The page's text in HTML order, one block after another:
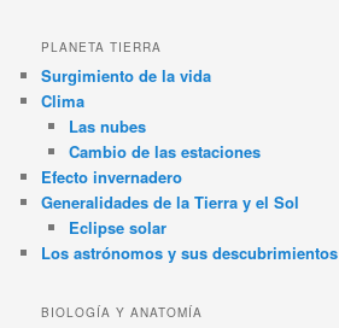
PLANETA TIERRA
Surgimiento de la vida
Clima
Las nubes
Cambio de las estaciones
Efecto invernadero
Generalidades de la Tierra y el Sol
Eclipse solar
Los astrónomos y sus descubrimientos
BIOLOGÍA Y ANATOMÍA